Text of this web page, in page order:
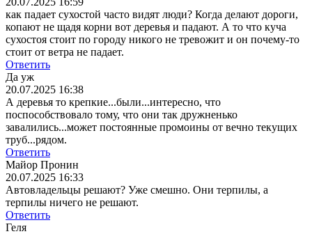
как падает сухостой часто видят люди? Когда делают дороги,
копают не щадя корни вот деревья и падают. А то что куча
сухостоя стоит по городу никого не тревожит и он почему-то
стоит от ветра не падает.
Ответить
Да уж
20.07.2025 16:38
А деревья то крепкие...были...интересно, что
поспособствовало тому, что они так дружненько
завалились...может постоянные промоины от вечно текущих
труб...рядом.
Ответить
Майор Пронин
20.07.2025 16:33
Автовладельцы решают? Уже смешно. Они терпилы, а
терпилы ничего не решают.
Ответить
Геля